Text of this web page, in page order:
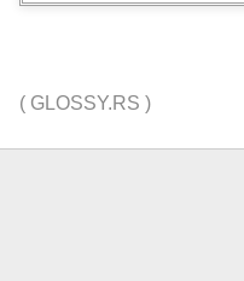
( GLOSSY.RS )